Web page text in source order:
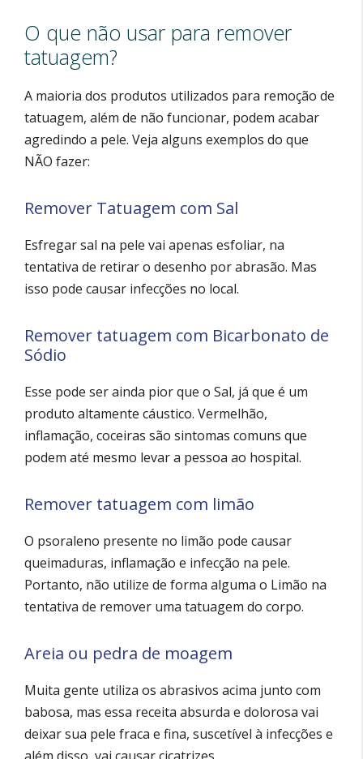
O que não usar para remover
tatuagem?
A maioria dos produtos utilizados para remoção de
tatuagem, além de não funcionar, podem acabar
agredindo a pele. Veja alguns exemplos do que
NÃO fazer:
Remover Tatuagem com Sal
Esfregar sal na pele vai apenas esfoliar, na
tentativa de retirar o desenho por abrasão. Mas
isso pode causar infecções no local.
Remover tatuagem com Bicarbonato de
Sódio
Esse pode ser ainda pior que o Sal, já que é um
produto altamente cáustico. Vermelhão,
inflamação, coceiras são sintomas comuns que
podem até mesmo levar a pessoa ao hospital.
Remover tatuagem com limão
O psoraleno presente no limão pode causar
queimaduras, inflamação e infecção na pele.
Portanto, não utilize de forma alguma o Limão na
tentativa de remover uma tatuagem do corpo.
Areia ou pedra de moagem
Muita gente utiliza os abrasivos acima junto com
babosa, mas essa receita absurda e dolorosa vai
deixar sua pele fraca e fina, suscetível à infecções e
além disso, vai causar cicatrizes.